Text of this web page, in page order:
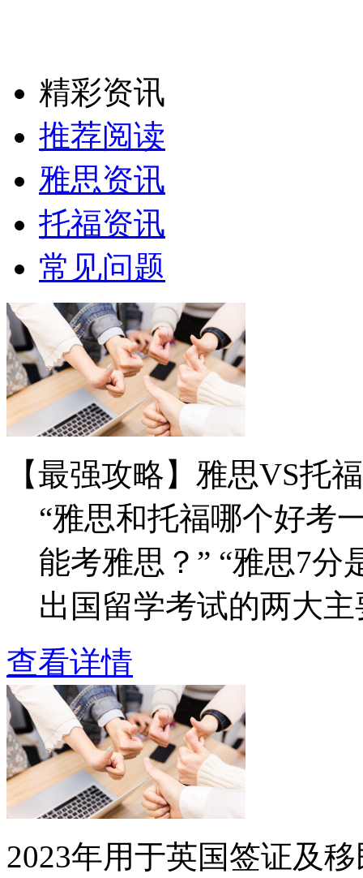
精彩资讯
推荐阅读
雅思资讯
托福资讯
常见问题
【最强攻略】雅思VS托
“雅思和托福哪个好考
能考雅思？” “雅思7分
出国留学考试的两大
查看详情
2023年用于英国签证及